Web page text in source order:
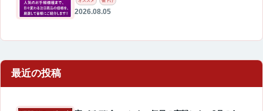
2026.08.05
最近の投稿